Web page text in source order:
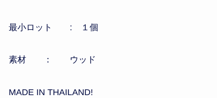
最小ロット : １個
素材 ： ウッド
MADE IN THAILAND!